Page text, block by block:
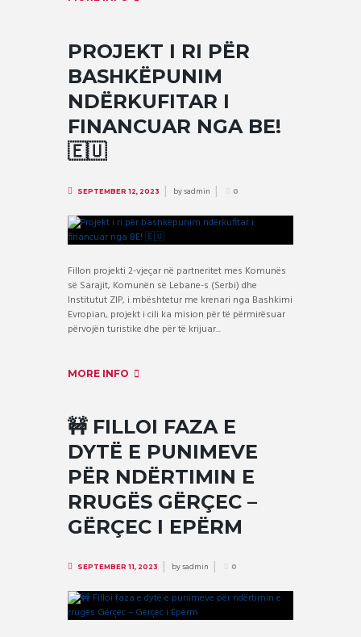
PROJEKT I RI PËR
BASHKËPUNIM
NDËRKUFITAR I
FINANCUAR NGA BE!
🇪🇺
SEPTEMBER 12, 2023 bysadmin 0
Fillon projekti 2-vjeçar në partneritet mes Komunës
së Sarajit, Komunën së Lebane-s (Serbi) dhe
Institutut ZIP, i mbështetur me krenari nga Bashkimi
Evropian, projekt i cili ka mision për të përmirësuar
përvojën turistike dhe për të krijuar...
MORE INFO
🚧 FILLOI FAZA E
DYTË E PUNIMEVE
PËR NDËRTIMIN E
RRUGËS GËRÇEC –
GËRÇEC I EPËRM
SEPTEMBER 11, 2023 bysadmin 0